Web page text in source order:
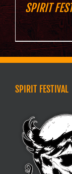
SPIRIT
SPIRIT FESTIVAL